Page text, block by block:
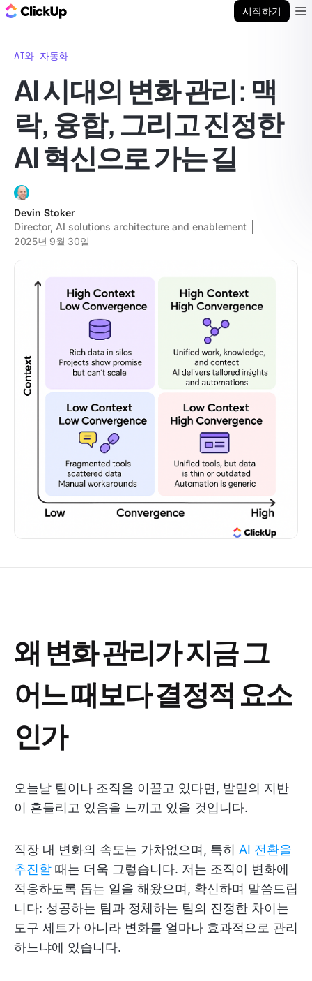
시작하기
AI와 자동화
AI 시대의 변화 관리: 맥
락, 융합, 그리고 진정한
AI 혁신으로 가는 길
Devin Stoker
Director, AI solutions architecture and enablement
2025년 9월 30일
왜 변화 관리가 지금 그
어느 때보다 결정적 요소
인가
오늘날 팀이나 조직을 이끌고 있다면, 발밑의 지반
이 흔들리고 있음을 느끼고 있을 것입니다.
직장 내 변화의 속도는 가차없으며, 특히 AI 전환을
추진할 때는 더욱 그렇습니다. 저는 조직이 변화에
적응하도록 돕는 일을 해왔으며, 확신하며 말씀드립
니다: 성공하는 팀과 정체하는 팀의 진정한 차이는
도구 세트가 아니라 변화를 얼마나 효과적으로 관리
하느냐에 있습니다.